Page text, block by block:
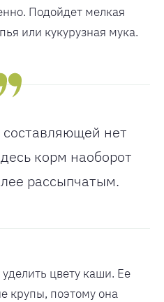
Подойдет мелкая
или кукурузная мука.
составляющей нет
корм наоборот
рассыпчатым.
цвету каши. Ее
крупы, поэтому она